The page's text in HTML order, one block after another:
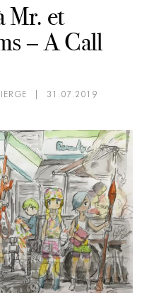
Mr. et
– A Call
31.07.2019